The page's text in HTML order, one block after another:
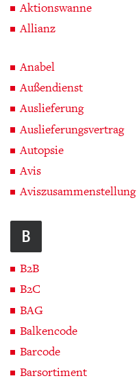
Aktionswanne
Allianz
Anabel
Außendienst
Auslieferung
Auslieferungsvertrag
Autopsie
Avis
Aviszusammenstellung
B
B2B
B2C
BAG
Balkencode
Barcode
Barsortiment